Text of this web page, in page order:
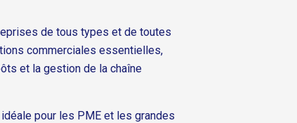
de tous types et de toutes
commerciales essentielles,
et la gestion de la chaîne
pour les PME et les grandes